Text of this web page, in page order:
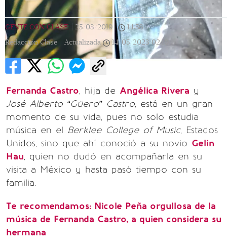
GENTE CON CLASE 25/03/2019 14:58 |
Redacción Clase |
Actualizada 14/05/2023 02:10
Fernanda Castro, hija de Angélica Rivera y
José Alberto “Güero” Castro, está en un gran
momento de su vida, pues no solo estudia
música en el Berklee College of Music, Estados
Unidos, sino que ahí conoció a su novio Gelin
Hau, quien no dudó en acompañarla en su
visita a México y hasta pasó tiempo con su
familia.
Te recomendamos: Nicole Peña orgullosa de la
música de Fernanda Castro, a quien considera su
hermana